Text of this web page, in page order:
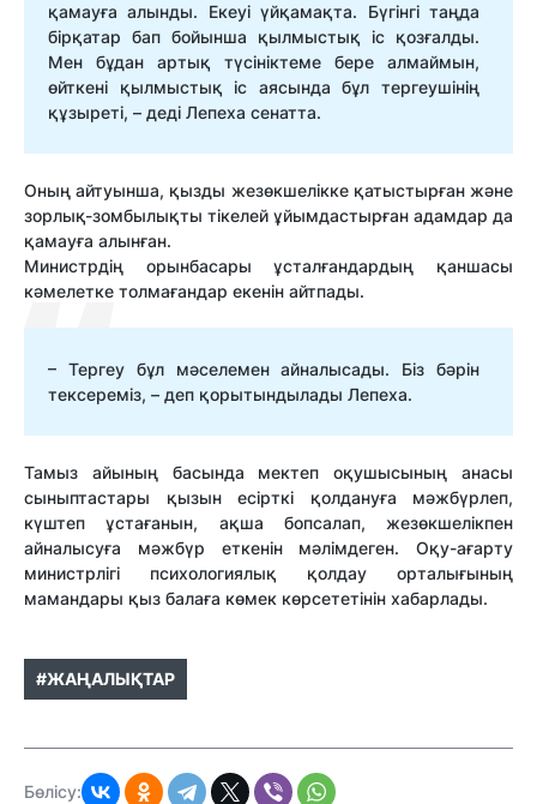
қамауға алынды. Екеуі үйқамақта. Бүгінгі таңда
бірқатар бап бойынша қылмыстық іс қозғалды.
Мен бұдан артық түсініктеме бере алмаймын,
өйткені қылмыстық іс аясында бұл тергеушінің
құзыреті, – деді Лепеха сенатта.
Оның айтуынша, қызды жезөкшелікке қатыстырған және
зорлық-зомбылықты тікелей ұйымдастырған адамдар да
қамауға алынған.
Министрдің орынбасары ұсталғандардың қаншасы
кәмелетке толмағандар екенін айтпады.
– Тергеу бұл мәселемен айналысады. Біз бәрін
тексереміз, – деп қорытындылады Лепеха.
Тамыз айының басында мектеп оқушысының анасы
сыныптастары қызын есірткі қолдануға мәжбүрлеп,
күштеп ұстағанын, ақша бопсалап, жезөкшелікпен
айналысуға мәжбүр еткенін мәлімдеген. Оқу-ағарту
министрлігі психологиялық қолдау орталығының
мамандары қыз балаға көмек көрсететінін хабарлады.
#ЖАҢАЛЫҚТАР
Бөлісу: